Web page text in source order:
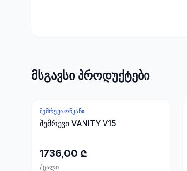
მსგავსი პროდუქტები
ᲨᲔᲛᲠᲔᲕᲘ ᲝᲜᲙᲐᲜᲘ
შემრევი VANITY V15
1736,00 ₾
/ ცალი